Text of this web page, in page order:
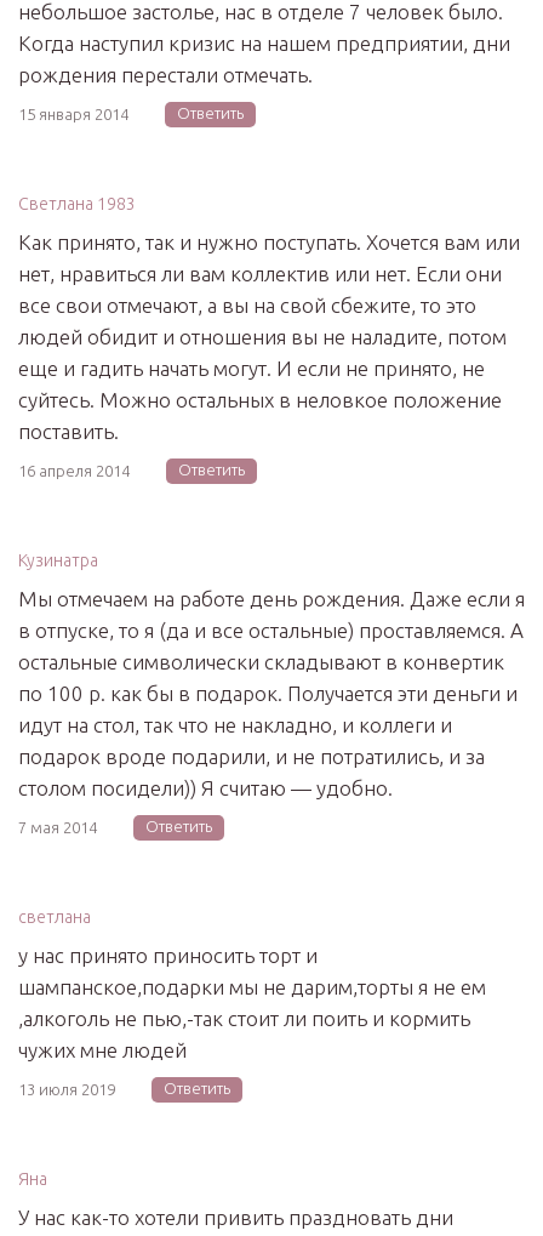
небольшое застолье, нас в отделе 7 человек было.
Когда наступил кризис на нашем предприятии, дни
рождения перестали отмечать.
15 января 2014 Ответить
Светлана 1983
Как принято, так и нужно поступать. Хочется вам или
нет, нравиться ли вам коллектив или нет. Если они
все свои отмечают, а вы на свой сбежите, то это
людей обидит и отношения вы не наладите, потом
еще и гадить начать могут. И если не принято, не
суйтесь. Можно остальных в неловкое положение
поставить.
16 апреля 2014 Ответить
Кузинатра
Мы отмечаем на работе день рождения. Даже если я
в отпуске, то я (да и все остальные) проставляемся. А
остальные символически складывают в конвертик
по 100 р. как бы в подарок. Получается эти деньги и
идут на стол, так что не накладно, и коллеги и
подарок вроде подарили, и не потратились, и за
столом посидели)) Я считаю — удобно.
7 мая 2014 Ответить
светлана
у нас принято приносить торт и
шампанское,подарки мы не дарим,торты я не ем
,алкоголь не пью,-так стоит ли поить и кормить
чужих мне людей
13 июля 2019 Ответить
Яна
У нас как-то хотели привить праздновать дни